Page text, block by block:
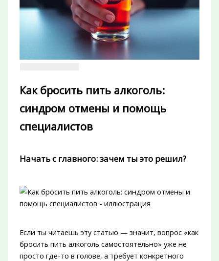
Как бросить пить алкоголь:
синдром отмены и помощь
специалистов
Начать с главного: зачем ты это решил?
Если ты читаешь эту статью — значит, вопрос «как
бросить пить алкоголь самостоятельно» уже не
просто где-то в голове, а требует конкретного